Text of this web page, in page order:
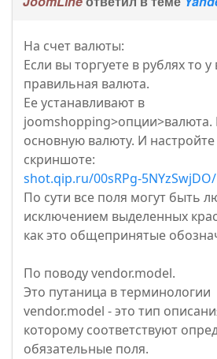
На счет валюты:
Если вы торгуете в рублях то
правильная валюта.
Ее устанавливают в
основную валюту. И настройте
скриншоте:
shot.qip.ru/00sRPg-5NYzSwjDO/
По сути все поля могут быть
исключением выделенных
как это общепринятые
По поводу vendor.model.
Это путаница в терминологии
vendor.model - это тип
которому соответствуют
обязательные поля.